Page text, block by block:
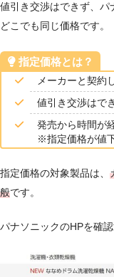
値引き交渉はできず、パ
どこでも同じ価格です。
指定価格とは？
メーカーと契約
値引き交渉はで
発売から時間が
※指定価格が値
指定価格の対象製品は、
般です。
パナソニックのHPを確